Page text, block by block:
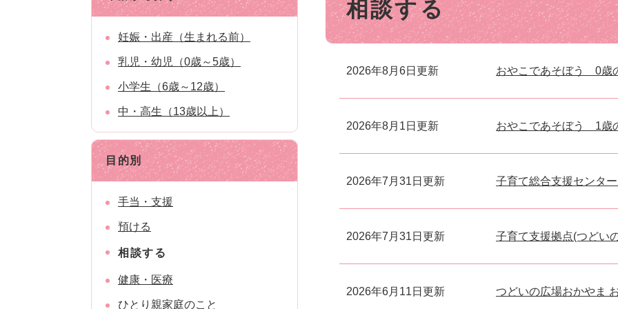
文 相談する
2026年8月6日更新 おやこであそぼう 0歳
2026年8月1日更新 おやこであそぼう 1歳
2026年7月31日更新 子育て総合支援センタ
2026年7月31日更新 子育て支援拠点(つどい
2026年6月11日更新 つどいの広場おかやま
妊娠・出産（生まれる前）
乳児・幼児（0歳～5歳）
小学生（6歳～12歳）
中・高生（13歳以上）
目的別
手当・支援
預ける
相談する
健康・医療
ひとり親家庭のこと